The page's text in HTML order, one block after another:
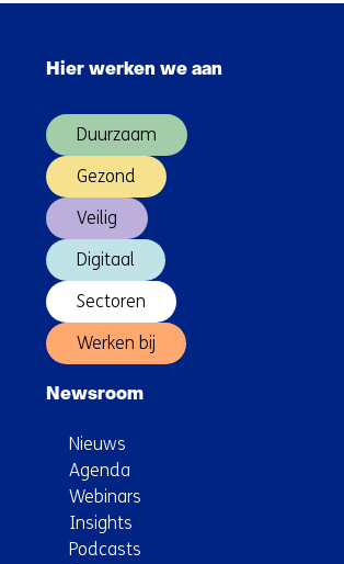
Hier werken we aan
Duurzaam
Gezond
Veilig
Digitaal
Sectoren
Werken bij
Newsroom
Nieuws
Agenda
Webinars
Insights
Podcasts